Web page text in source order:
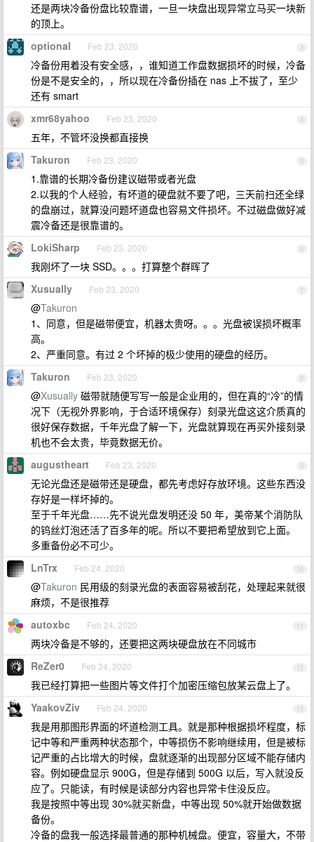
还是两块冷备份盘比较靠谱，一旦一块盘出现异常立马买一块新
的顶上。
3
optional Feb 23, 2020
冷备份用着没有安全感，，谁知道工作盘数据损坏的时候，冷备
份是不是安全的，，所以现在冷备份插在 nas 上不拔了，至少
还有 smart
4
xmr68yahoo Feb 23, 2020
五年，不管坏没换都直接换
5
Takuron Feb 23, 2020
1.靠谱的长期冷备份建议磁带或者光盘
2.以我的个人经验，有坏道的硬盘就不要了吧，三天前扫还全绿
的盘崩过，就算没问题坏道盘也容易文件损坏。不过磁盘做好减
震冷备还是很靠谱的。
6
LokiSharp Feb 23, 2020
我刚坏了一块 SSD。。。打算整个群晖了
7
Xusually Feb 23, 2020
@Takuron
1、同意，但是磁带便宜，机器太贵呀。。。光盘被误损坏概率
高。
2、严重同意。有过 2 个坏掉的极少使用的硬盘的经历。
8
Takuron Feb 23, 2020
@Xusually 磁带就随便写写一般是企业用的，但在真的“冷”的情
况下（无视外界影响，于合适环境保存）刻录光盘这这介质真的
很好保存数据，千年光盘了解一下，光盘就算现在再买外接刻录
机也不会太贵，毕竟数据无价。
9
augustheart Feb 23, 2020
无论光盘还是磁带还是硬盘，都先考虑好存放环境。这些东西没
存好是一样坏掉的。
至于千年光盘……先不说光盘发明还没 50 年，美帝某个消防队
的钨丝灯泡还活了百多年的呢。所以不要把希望放到它上面。
多重备份必不可少。
10
LnTrx Feb 24, 2020
@Takuron 民用级的刻录光盘的表面容易被刮花，处理起来就很
麻烦，不是很推荐
11
autoxbc Feb 24, 2020
两块冷备是不够的，还要把这两块硬盘放在不同城市
12
ReZer0 Feb 24, 2020
我已经打算把一些图片等文件打个加密压缩包放某云盘上了。
13
YaakovZiv Feb 24, 2020
我是用那图形界面的坏道检测工具。就是那种根据损坏程度，标
记中等和严重两种状态那个，中等损伤不影响继续用，但是被标
记严重的占比增大的时候，盘就逐渐的出现部分区域不能存储内
容。例如硬盘显示 900G，但是存储到 500G 以后，写入就没反
应了。只能读，有时候是读部分内容也异常卡住没反应。
我是按照中等出现 30%就买新盘，中等出现 50%就开始做数据
备份。
冷备的盘我一般选择最普通的那种机械盘。便宜，容量大，不带